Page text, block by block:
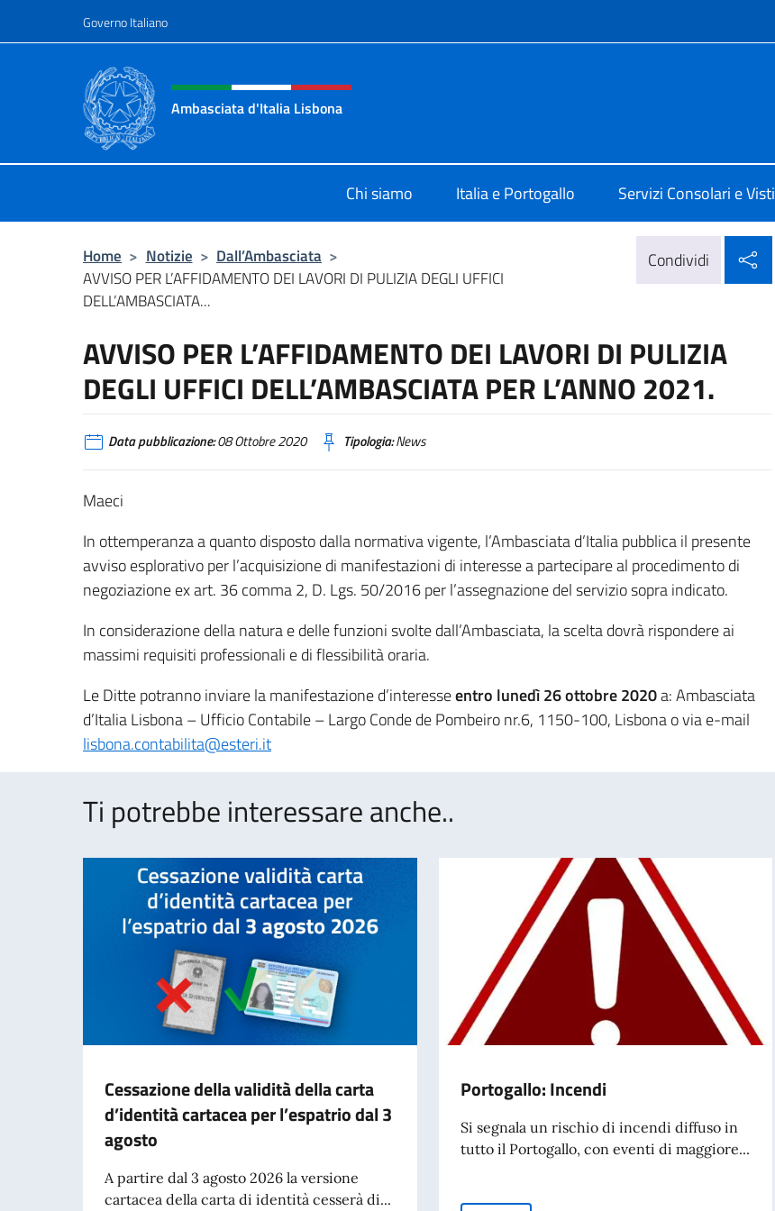
Governo Italiano
Intestazione sito, social e menù
Ambasciata d'Italia Lisbona
Chi siamo Italia e Portogallo Servizi Consolari e Visti
Home > Notizie > Dall’Ambasciata >
AVVISO PER L’AFFIDAMENTO DEI LAVORI DI PULIZIA DEGLI UFFICI
DELL’AMBASCIATA...
Condividi
AVVISO PER L’AFFIDAMENTO DEI LAVORI DI PULIZIA
DEGLI UFFICI DELL’AMBASCIATA PER L’ANNO 2021.
Data pubblicazione:08 Ottobre 2020 Tipologia:News
Maeci
In ottemperanza a quanto disposto dalla normativa vigente, l’Ambasciata d’Italia pubblica il presente
avviso esplorativo per l’acquisizione di manifestazioni di interesse a partecipare al procedimento di
negoziazione ex art. 36 comma 2, D. Lgs. 50/2016 per l’assegnazione del servizio sopra indicato.
In considerazione della natura e delle funzioni svolte dall’Ambasciata, la scelta dovrà rispondere ai
massimi requisiti professionali e di flessibilità oraria.
Le Ditte potranno inviare la manifestazione d’interesseentro lunedì 26 ottobre 2020a: Ambasciata
d’Italia Lisbona – Ufficio Contabile – Largo Conde de Pombeiro nr.6, 1150-100, Lisbona o via e-mail
lisbona.contabilita@esteri.it
Ti potrebbe interessare anche..
Cessazione della validità della carta
d’identità cartacea per l’espatrio dal 3
agosto
A partire dal 3 agosto 2026 la versione
cartacea della carta di identità cesserà di...
Portogallo: Incendi
Si segnala un rischio di incendi diffuso in
tutto il Portogallo, con eventi di maggiore...